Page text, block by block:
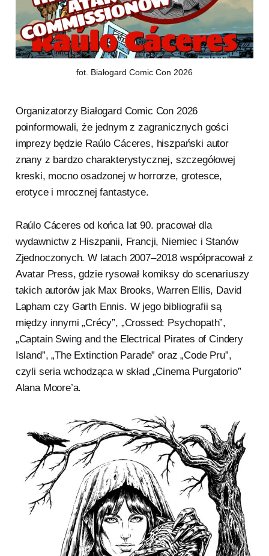
fot. Białogard Comic Con 2026
Organizatorzy Białogard Comic Con 2026
poinformowali, że jednym z zagranicznych gości
imprezy będzie Raúlo Cáceres, hiszpański autor
znany z bardzo charakterystycznej, szczegółowej
kreski, mocno osadzonej w horrorze, grotesce,
erotyce i mrocznej fantastyce.
Raúlo Cáceres od końca lat 90. pracował dla
wydawnictw z Hiszpanii, Francji, Niemiec i Stanów
Zjednoczonych. W latach 2007–2018 współpracował z
Avatar Press, gdzie rysował komiksy do scenariuszy
takich autorów jak Max Brooks, Warren Ellis, David
Lapham czy Garth Ennis. W jego bibliografii są
między innymi „Crécy”, „Crossed: Psychopath”,
„Captain Swing and the Electrical Pirates of Cindery
Island”, „The Extinction Parade” oraz „Code Pru”,
czyli seria wchodząca w skład „Cinema Purgatorio”
Alana Moore’a.